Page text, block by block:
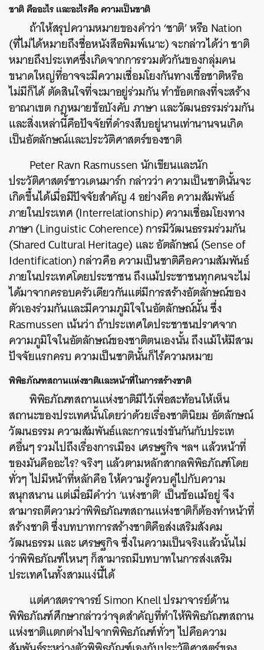
ชาติ คืออะไร และอะไรคือ ความเป็นชาติ
ถ้าให้สรุปความหมายของคำว่า ‘ชาติ’ หรือ Nation
(ที่ไม่ได้หมายถึงชื่อหนังสือพิมพ์เนาะ)จะกล่าวได้ว่า ชาติ
หมายถึงประเทศซึ่งเกิดจากการรวมตัวกันของกลุ่มคน
ขนาดใหญ่ที่อาจจะมีความเชื่อมโยงกันทางเชื้อชาติหรือ
ไม่มีก็ได้ตัดสินใจที่จะมาอยู่ร่วมกัน ทำข้อตกลงที่จะสร้าง
อาณาเขต กฎหมายข้อบังคับ ภาษา และวัฒนธรรมร่วมกัน
และสิ่งเหล่านี้คือปัจจัยที่ดำรงสืบอยู่นานเท่านานจนเกิด
เป็นอัตลักษณ์และประวัติศาสตร์ของชาติ
Peter Ravn Rasmussen นักเขียนและนัก
ประวัติศาสตร์ชาวเดนมาร์ก กล่าวว่า ความเป็นชาตินั้นจะ
เกิดขึ้นได้เมื่อมีปัจจัยสำคัญ 4 อย่างคือ ความสัมพันธ์
ภายในประเทศ(Interrelationship)ความเชื่อมโยงทาง
ภาษา(Linguistic Coherence)การมีวัฒนธรรมร่วมกัน
(Shared Cultural Heritage) และ อัตลักษณ์(Sense of
Identification)กล่าวคือ ความเป็นชาติคือความสัมพันธ์
ภายในประเทศโดยประชาชน ถึงแม้ประชาชนทุกคนจะไม่
ได้มาจากครอบครัวเดียวกันแต่มีการสร้างอัตลักษณ์ของ
ตัวเองร่วมกันและมีความภูมิใจในอัตลักษณ์นั้น ซึ่ง
Rasmussen เน้นว่า ถ้าประเทศใดประชาชนปราศจาก
ความภูมิใจในอัตลักษณ์ของชาติตนเองนั้น ถึงแม้ให้มีสาม
ปัจจัยแรกครบ ความเป็นชาตินั้นก็ไร้ความหมาย
พิพิธภัณฑสถานแห่งชาติและหน้าที่ในการสร้างชาติ
พิพิธภัณฑสถานแห่งชาติมีไว้เพื่อสะท้อนให้เห็น
สถานะของประเทศนั้นโดยว่าด้วยเรื่องชาตินิยม อัตลักษณ์
วัฒนธรรม ความสัมพันธ์และการแข่งขันกันกับประเท
ศอื่นๆ รวมไปถึงเรื่องการเมือง เศรษฐกิจ ฯลฯ แล้วหน้าที่
ของมันคืออะไร? จริงๆ แล้วตามหลักสากลพิพิธภัณฑ์โดย
ทั่วๆ ไปมีหน้าที่หลักคือ ให้ความรู้ควบคู่ไปกับความ
สนุกสนาน แต่เมื่อมีคำว่า ‘แห่งชาติ’ เป็นข้อแม้อยู่ จึง
สามารถตีความว่าพิพิธภัณฑสถานแห่งชาติก็ต้องทำหน้าที่
สร้างชาติ ซึ่งบทบาทการสร้างชาติคือส่งเสริมสังคม
วัฒนธรรม และ เศรษฐกิจ ซึ่งในความเป็นจริงแล้วนั้นไม่
ว่าพิพิธภัณฑ์ไหนๆ ก็สามารถมีบทบาทในการส่งเสริม
ประเทศในทั้งสามแง่นี้ได้
แต่ศาสตราจารย์ Simon Knell ปรมาจารย์ด้าน
พิพิธภัณฑ์ศึกษากล่าวว่าจุดสำคัญที่ทำให้พิพิธภัณฑสถาน
แห่งชาติแตกต่างไปจากพิพิธภัณฑ์ทั่วๆ ไปคือความ